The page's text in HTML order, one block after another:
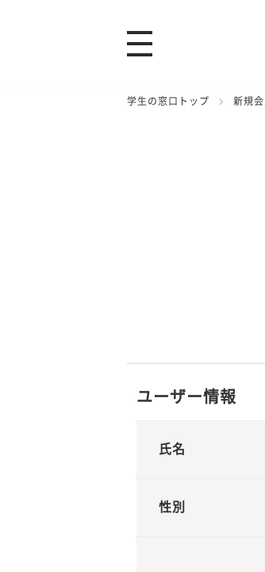
学生の窓口トップ 新規
ユーザー情報
氏名
性別